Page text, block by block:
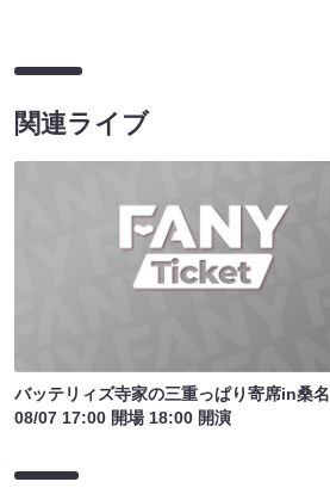
関連ライブ
バッテリィズ寺家の三重っぱり寄席in桑名
08/07 17:00 開場 18:00 開演